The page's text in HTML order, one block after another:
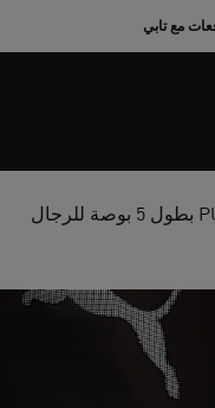
مع تابي